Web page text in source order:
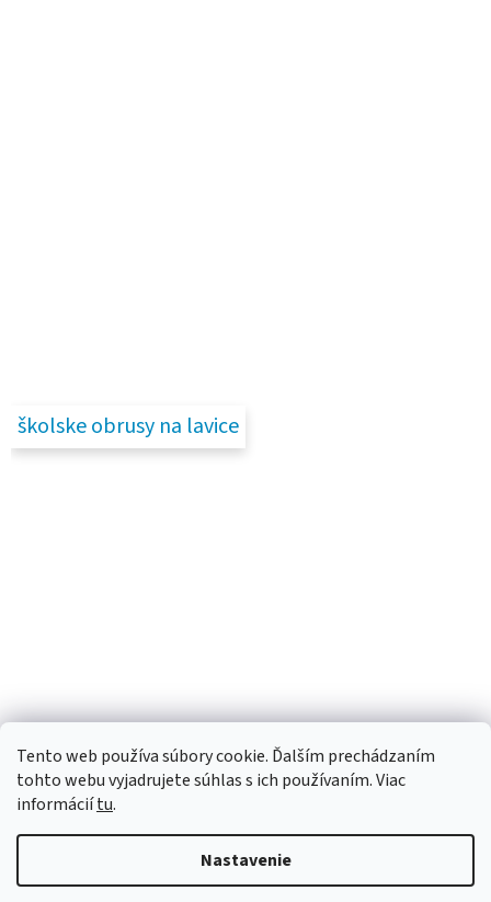
Tento web používa súbory cookie. Ďalším prechádzaním
tohto webu vyjadrujete súhlas s ich používaním. Viac
informáciítu.
Nastavenie
školske obrusy na lavice
Vytvoril Shoptet